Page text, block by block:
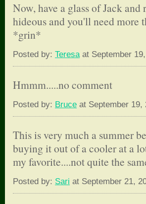
Now, have a glass of Jack
hideous and you'll need more
*grin*
Posted by: Teresaat September
Hmmm.....no comment
Posted by: Bruce at September 19,
This is very much a summer
buying it out of a cooler at a
my favorite....not quite the
Posted by: Sari at September 21,